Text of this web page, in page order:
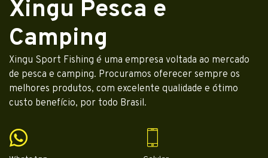
Xingu Pesca e
Camping
Xingu Sport Fishing é uma empresa voltada ao mercado
de pesca e camping. Procuramos oferecer sempre os
melhores produtos, com excelente qualidade e ótimo
custo benefício, por todo Brasil.